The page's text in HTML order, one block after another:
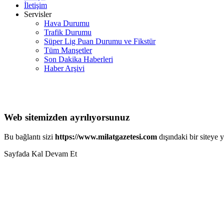
İletişim
Servisler
Hava Durumu
Trafik Durumu
Süper Lig Puan Durumu ve Fikstür
Tüm Manşetler
Son Dakika Haberleri
Haber Arşivi
Web sitemizden ayrılıyorsunuz
Bu bağlantı sizi https://www.milatgazetesi.com dışındaki bir siteye
Sayfada Kal Devam Et